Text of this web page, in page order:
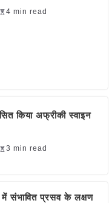
4 min read
किया अफ्रीकी स्वाइन
3 min read
संभावित प्रसव के लक्षण